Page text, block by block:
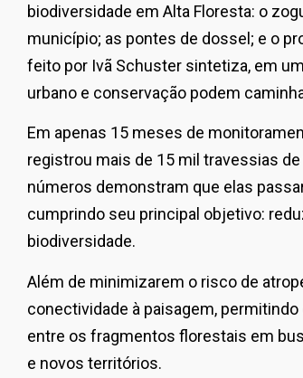
biodiversidade em Alta Floresta: o
município; as pontes de dossel; e o
feito por Ivã Schuster sintetiza, em
urbano e conservação podem
Em apenas 15 meses de
registrou mais de 15 mil travessias
números demonstram que elas
cumprindo seu principal objetivo:
biodiversidade.
Além de minimizarem o risco de
conectividade à paisagem,
entre os fragmentos florestais em
e novos territórios.